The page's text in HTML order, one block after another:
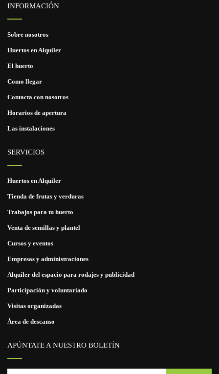
INFORMACIÓN
Sobre nosotros
Huertos en Alquiler
El huerto
Como llegar
Contacta con nosotros
Horarios de apertura
Las instalaciones
SERVICIOS
Huertos en Alquiler
Tienda de frutas y verduras
Trabajos para tu huerto
Venta de semillas y plantel
Cursos y eventos
Empresas y administraciones
Alquiler del espacio para rodajes y publicidad
Participación y voluntariado
Visitas organizadas
Área de descanso
APÚNTATE A NUESTRO BOLETÍN